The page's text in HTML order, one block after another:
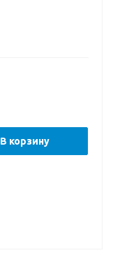
В корзину